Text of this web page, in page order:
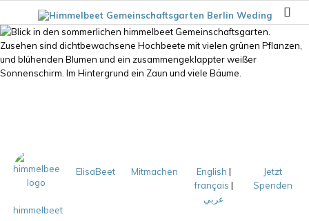
himmelbeet
ElisaBeet Mitmachen English |
français |
عربي
Jetzt
Spenden